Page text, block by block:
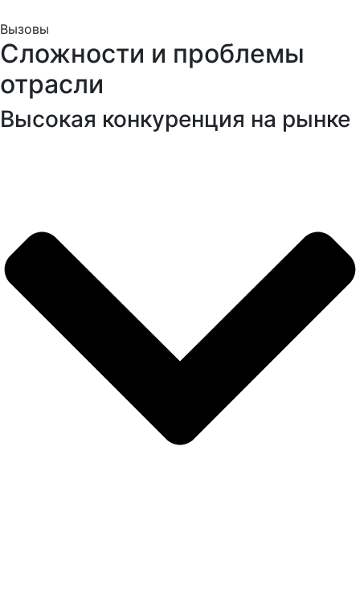
Вызовы
Сложности и проблемы
отрасли
Высокая конкуренция на рынке